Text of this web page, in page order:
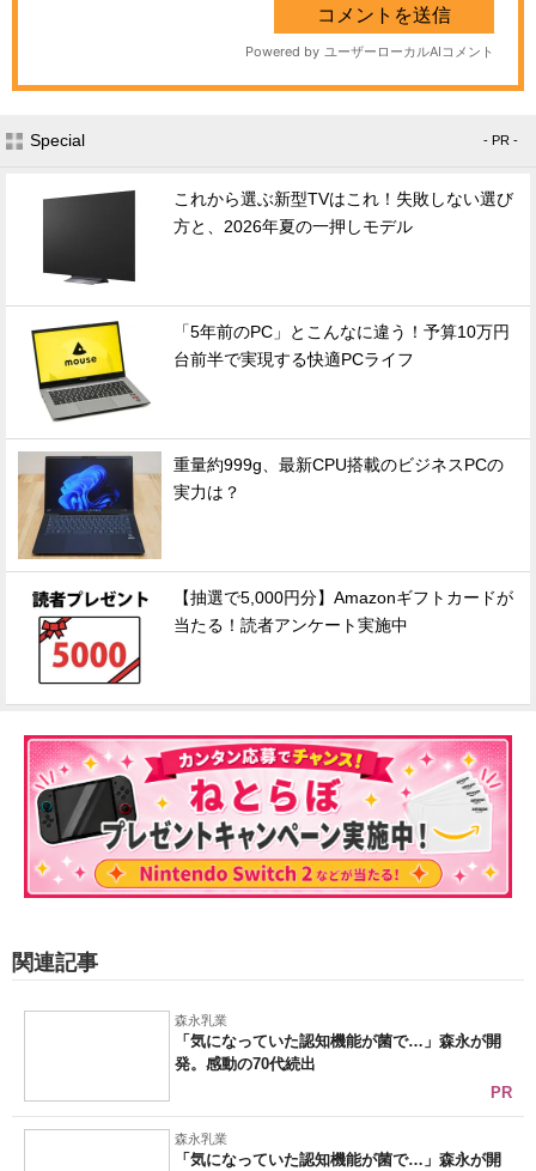
Special - PR -
これから選ぶ新型TVはこれ！失敗しない選び
方と、2026年夏の一押しモデル
「5年前のPC」とこんなに違う！予算10万円
台前半で実現する快適PCライフ
重量約999g、最新CPU搭載のビジネスPCの
実力は？
【抽選で5,000円分】Amazonギフトカードが
当たる！読者アンケート実施中
関連記事
森永乳業
「気になっていた認知機能が菌で…」森永が開
発。感動の70代続出
PR
森永乳業
「気になっていた認知機能が菌で…」森永が開